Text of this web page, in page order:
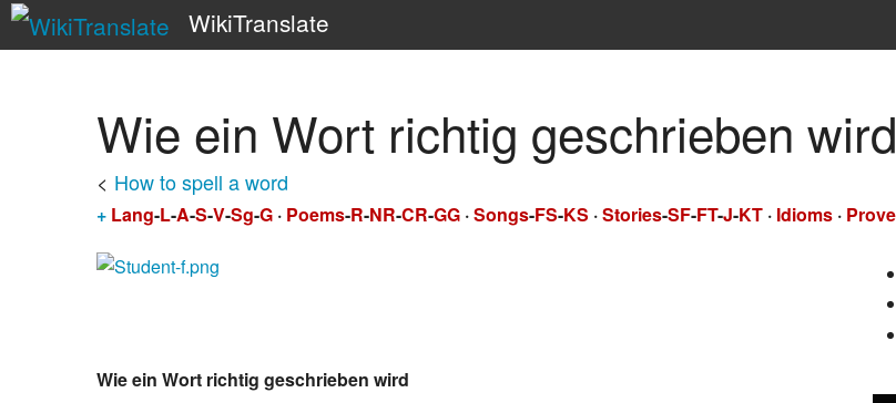
WikiTranslate
Wie ein Wort richtig geschrieben
< How to spell a word
+ Lang-L-A-S-V-Sg-G · Poems-R-NR-CR-GG ·Songs-FS-KS ·Stories-SF-FT-J-KT · Idioms ·
Wie ein Wort richtig geschrieben wird